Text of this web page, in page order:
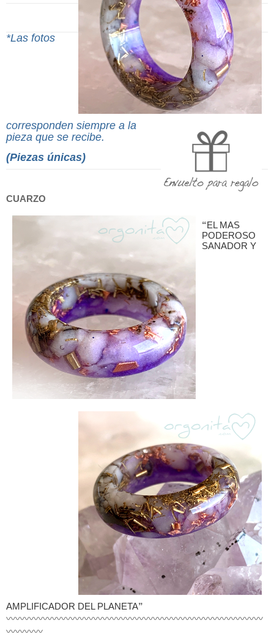
*Las fotos
corresponden siempre a la
pieza que se recibe.
(Piezas únicas)
CUARZO
“EL MAS
PODEROSO
SANADOR Y
AMPLIFICADOR DEL PLANETA”
〰〰〰〰〰〰〰〰〰〰〰〰〰〰〰〰〰〰〰〰〰〰〰〰〰〰〰〰
〰〰〰〰